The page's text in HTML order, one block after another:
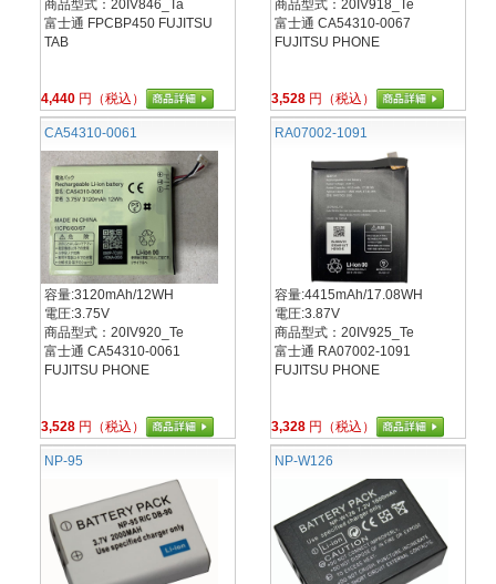
商品型式：20IV846_Ta
富士通 FPCBP450 FUJITSU
TAB
4,440 円（税込）
商品型式：20IV918_Te
富士通 CA54310-0067
FUJITSU PHONE
3,528 円（税込）
CA54310-0061
容量:3120mAh/12WH
電圧:3.75V
商品型式：20IV920_Te
富士通 CA54310-0061
FUJITSU PHONE
3,528 円（税込）
RA07002-1091
容量:4415mAh/17.08WH
電圧:3.87V
商品型式：20IV925_Te
富士通 RA07002-1091
FUJITSU PHONE
3,328 円（税込）
NP-95 NP-W126